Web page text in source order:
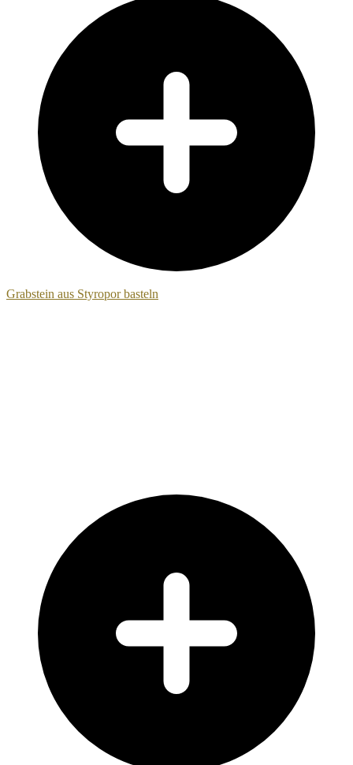
Grabstein aus Styropor basteln